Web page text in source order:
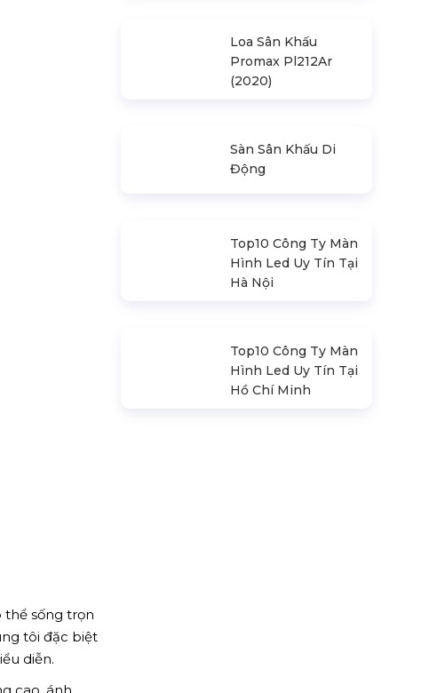
thể sống trọn
tôi đặc biệt
diễn.
cao, ánh
Đèn Outdoor
Moving Head Beam
380
Loa Sân Khấu
Sàn Sân Khấu Di